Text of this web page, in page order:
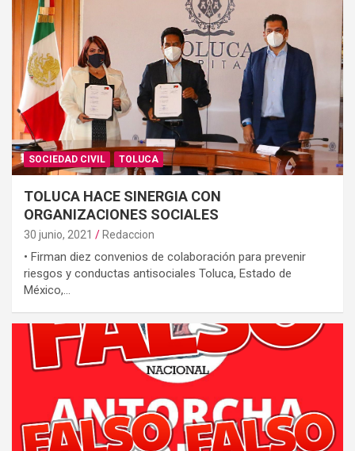
SOCIEDAD CIVIL TOLUCA
TOLUCA HACE SINERGIA CON
ORGANIZACIONES SOCIALES
30 junio, 2021 Redaccion
• Firman diez convenios de colaboración para prevenir
riesgos y conductas antisociales Toluca, Estado de
México,…